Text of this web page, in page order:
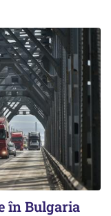
în Bulgaria